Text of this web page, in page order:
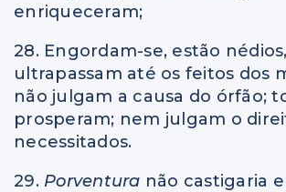
enriqueceram;
28. Engordam-se, estão
ultrapassam até os feitos dos
não julgam a causa do órfão;
prosperam; nem julgam o
necessitados.
29. Porventura não castigaria